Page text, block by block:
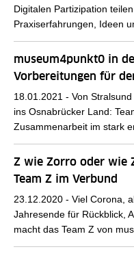
Digitalen Partizipation
Praxiserfahrungen, Ideen
museum4punkt0 in
Vorbereitungen für
18.01.2021 - Von
ins Osnabrücker Land:
Zusammenarbeit im stark
Z wie Zorro oder wie
Team Z im Verbund
23.12.2020 - Viel Corona,
Jahresende für Rückblick,
macht das Team Z von